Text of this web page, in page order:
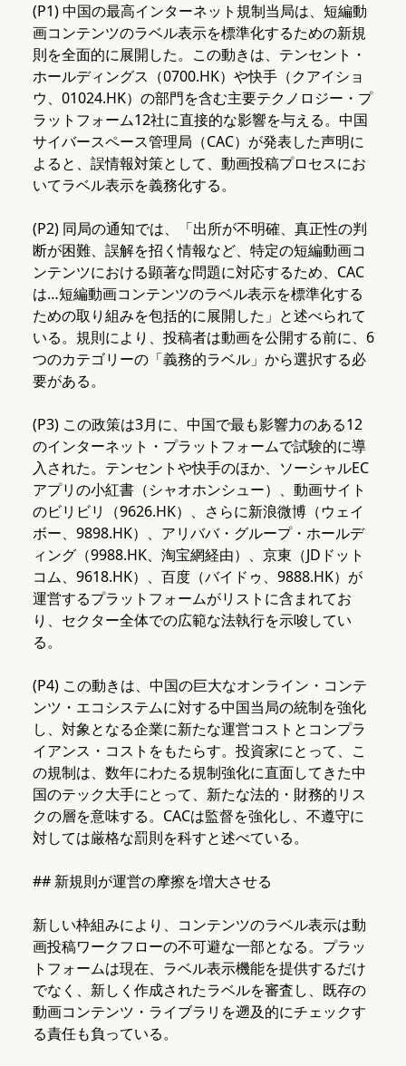
(P1) 中国の最高インターネット規制当局は、短編動
画コンテンツのラベル表示を標準化するための新規
則を全面的に展開した。この動きは、テンセント・
ホールディングス（0700.HK）や快手（クアイショ
ウ、01024.HK）の部門を含む主要テクノロジー・プ
ラットフォーム12社に直接的な影響を与える。中国
サイバースペース管理局（CAC）が発表した声明に
よると、誤情報対策として、動画投稿プロセスにお
いてラベル表示を義務化する。
(P2) 同局の通知では、「出所が不明確、真正性の判
断が困難、誤解を招く情報など、特定の短編動画コ
ンテンツにおける顕著な問題に対応するため、CAC
は…短編動画コンテンツのラベル表示を標準化する
ための取り組みを包括的に展開した」と述べられて
いる。規則により、投稿者は動画を公開する前に、6
つのカテゴリーの「義務的ラベル」から選択する必
要がある。
(P3) この政策は3月に、中国で最も影響力のある12
のインターネット・プラットフォームで試験的に導
入された。テンセントや快手のほか、ソーシャルEC
アプリの小紅書（シャオホンシュー）、動画サイト
のビリビリ（9626.HK）、さらに新浪微博（ウェイ
ボー、9898.HK）、アリババ・グループ・ホールデ
ィング（9988.HK、淘宝網経由）、京東（JDドット
コム、9618.HK）、百度（バイドゥ、9888.HK）が
運営するプラットフォームがリストに含まれてお
り、セクター全体での広範な法執行を示唆してい
る。
(P4) この動きは、中国の巨大なオンライン・コンテ
ンツ・エコシステムに対する中国当局の統制を強化
し、対象となる企業に新たな運営コストとコンプラ
イアンス・コストをもたらす。投資家にとって、こ
の規制は、数年にわたる規制強化に直面してきた中
国のテック大手にとって、新たな法的・財務的リス
クの層を意味する。CACは監督を強化し、不遵守に
対しては厳格な罰則を科すと述べている。
## 新規則が運営の摩擦を増大させる
新しい枠組みにより、コンテンツのラベル表示は動
画投稿ワークフローの不可避な一部となる。プラッ
トフォームは現在、ラベル表示機能を提供するだけ
でなく、新しく作成されたラベルを審査し、既存の
動画コンテンツ・ライブラリを遡及的にチェックす
る責任も負っている。